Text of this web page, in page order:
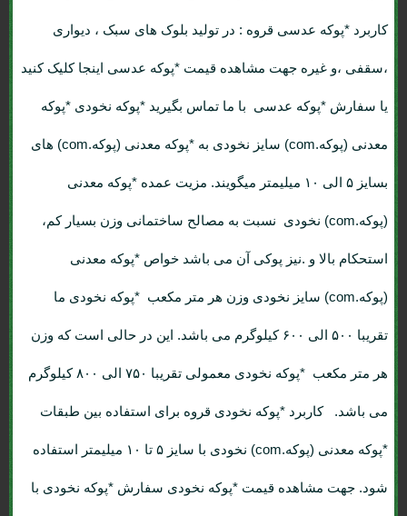
کاربرد *پوکه عدسی قروه : در تولید بلوک های سبک ، دیواری
،سقفی ،و غیره جهت مشاهده قیمت *پوکه عدسی اینجا کلیک کنید
یا سفارش *پوکه عدسی با ما تماس بگیرید *پوکه نخودی *پوکه
معدنی (پوکه.com) سایز نخودی به *پوکه معدنی (پوکه.com) های
بسایز ۵ الی ۱۰ میلیمتر میگویند. مزیت عمده *پوکه معدنی
(پوکه.com) نخودی نسبت به مصالح ساختمانی وزن بسیار کم،
استحکام بالا و .نیز پوکی آن می باشد خواص *پوکه معدنی
(پوکه.com) سایز نخودی وزن هر متر مکعب *پوکه نخودی ما
تقریبا ۵۰۰ الی ۶۰۰ کیلوگرم می باشد. این در حالی است که وزن
هر متر مکعب *پوکه نخودی معمولی تقریبا ۷۵۰ الی ۸۰۰ کیلوگرم
می باشد. کاربرد *پوکه نخودی قروه برای استفاده بین طبقات
*پوکه معدنی (پوکه.com) نخودی با سایز ۵ تا ۱۰ میلیمتر استفاده
شود. جهت مشاهده قیمت *پوکه نخودی سفارش *پوکه نخودی با